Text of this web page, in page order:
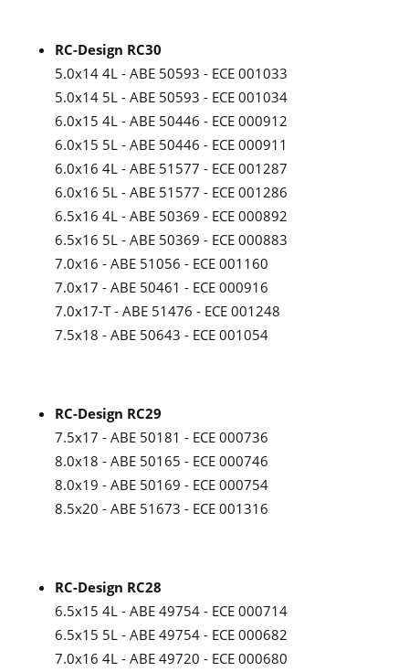
RC-Design RC30
5.0x14 4L - ABE 50593 - ECE 001033
5.0x14 5L - ABE 50593 - ECE 001034
6.0x15 4L - ABE 50446 - ECE 000912
6.0x15 5L - ABE 50446 - ECE 000911
6.0x16 4L - ABE 51577 - ECE 001287
6.0x16 5L - ABE 51577 - ECE 001286
6.5x16 4L - ABE 50369 - ECE 000892
6.5x16 5L - ABE 50369 - ECE 000883
7.0x16 - ABE 51056 - ECE 001160
7.0x17 - ABE 50461 - ECE 000916
7.0x17-T - ABE 51476 - ECE 001248
7.5x18 - ABE 50643 - ECE 001054
RC-Design RC29
7.5x17 - ABE 50181 - ECE 000736
8.0x18 - ABE 50165 - ECE 000746
8.0x19 - ABE 50169 - ECE 000754
8.5x20 - ABE 51673 - ECE 001316
RC-Design RC28
6.5x15 4L - ABE 49754 - ECE 000714
6.5x15 5L - ABE 49754 - ECE 000682
7.0x16 4L - ABE 49720 - ECE 000680